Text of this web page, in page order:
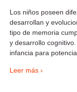
Los niños poseen
desarrollan y
tipo de memoria
y desarrollo
infancia para
Leer más ›